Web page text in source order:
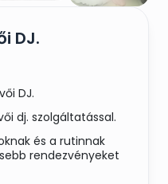
DJ.
DJ.
dj. szolgáltatással.
és a rutinnak
rendezvényeket